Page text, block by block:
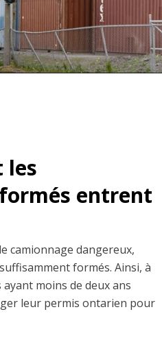
les
entrent
camionnage dangereux,
formés. Ainsi, à
moins de deux ans
leur permis ontarien pour